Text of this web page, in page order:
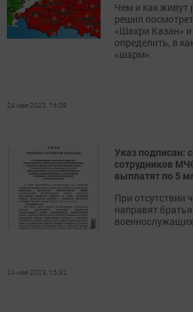
Чем и как живут
решил
«Шахри Казан»
определить, в
«шарм».
24 мая 2023, 16:09
Указ подписан:
сотрудников
выплатят по 5
При отсутствии
направят
24 мая 2023, 15:32